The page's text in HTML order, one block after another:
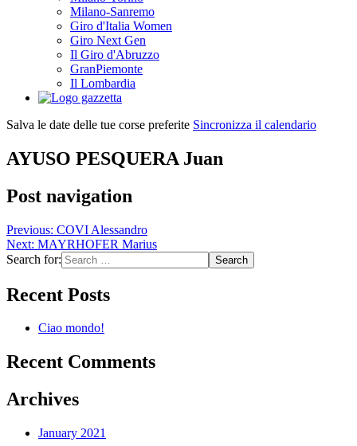
Milano-Sanremo
Giro d'Italia Women
Giro Next Gen
Il Giro d'Abruzzo
GranPiemonte
Il Lombardia
Salva le date delle tue corse preferite Sincronizza il calendario
AYUSO PESQUERA Juan
Post navigation
Previous: COVI Alessandro
Next: MAYRHOFER Marius
Search for:
Recent Posts
Ciao mondo!
Recent Comments
Archives
January 2021